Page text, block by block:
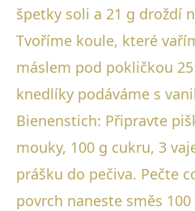
špetky soli a 21 g droždí
Tvoříme koule, které
máslem pod pokličkou
knedlíky podáváme s
Bienenstich: Připravte
mouky, 100 g cukru, 3
prášku do pečiva. Pečte
povrch naneste směs